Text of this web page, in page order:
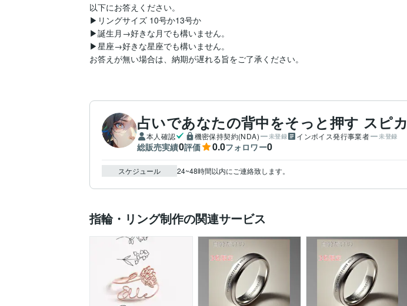
以下にお答えください。
▶リングサイズ 10号か13号か
▶誕生月→好きな月でも構いません。
▶星座→好きな星座でも構いません。
お答えが無い場合は、納期が遅れる旨をご了承ください。
占いであなたの背中をそっと押す スピカ
本人確認 機密保持契約(NDA) 未登録 インボイス発行事業者 未登録
総販売実績0評価 0.0フォロワー0
スケジュール 24~48時間以内にご連絡致します。
指輪・リング制作の関連サービス